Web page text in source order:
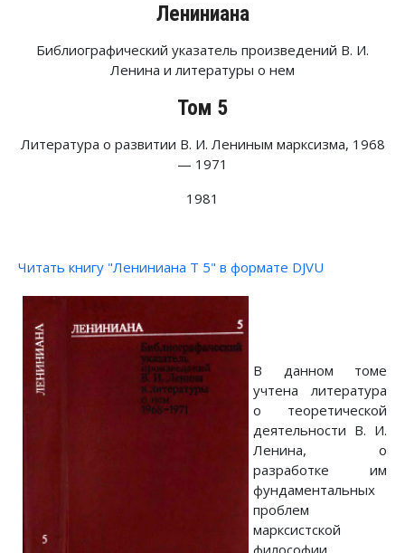
Лениниана
Библиографический указатель произведений В. И.
Ленина и литературы о нем
Том 5
Литература о развитии В. И. Лениным марксизма, 1968
— 1971
1981
Читать книгу "Лениниана Т 5" в формате DJVU
В данном томе
учтена литература
о теоретической
деятельности В. И.
Ленина, о
разработке им
фундаментальных
проблем
марксистской